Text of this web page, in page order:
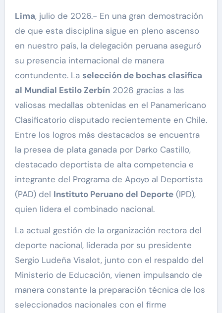
Lima, julio de 2026.- En una gran demostración
de que esta disciplina sigue en pleno ascenso
en nuestro país, la delegación peruana aseguró
su presencia internacional de manera
contundente. La selección de bochas clasifica
al Mundial Estilo Zerbín2026 gracias a las
valiosas medallas obtenidas en el Panamericano
Clasificatorio disputado recientemente en Chile.
Entre los logros más destacados se encuentra
la presea de plata ganada por Darko Castillo,
destacado deportista de alta competencia e
integrante del Programa de Apoyo al Deportista
(PAD) del Instituto Peruano del Deporte(IPD),
quien lidera el combinado nacional.
La actual gestión de la organización rectora del
deporte nacional, liderada por su presidente
Sergio Ludeña Visalot, junto con el respaldo del
Ministerio de Educación, vienen impulsando de
manera constante la preparación técnica de los
seleccionados nacionales con el firme